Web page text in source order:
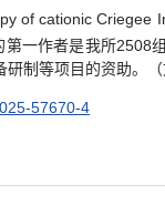
of cationic Criegee
一作者是我所2508
制等项目的资助。（
57670-4